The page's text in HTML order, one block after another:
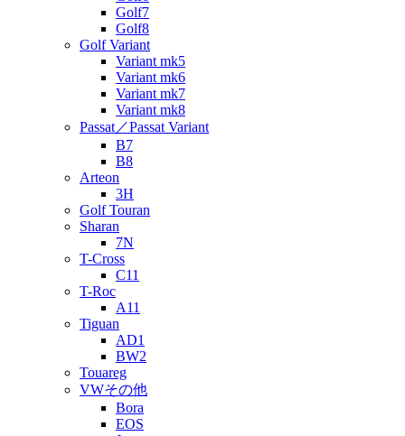
Golf7
Golf8
Golf Variant
Variant mk5
Variant mk6
Variant mk7
Variant mk8
Passat／Passat Variant
B7
B8
Arteon
3H
Golf Touran
Sharan
7N
T-Cross
C11
T-Roc
A11
Tiguan
AD1
BW2
Touareg
VWその他
Bora
EOS